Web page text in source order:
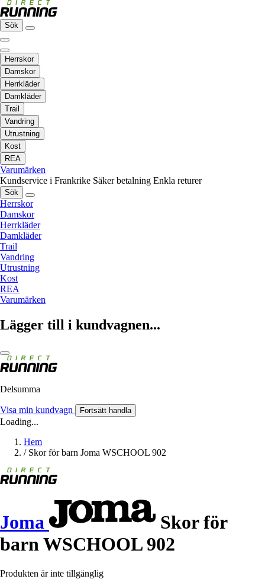
Sök
Herrskor
Damskor
Herrkläder
Damkläder
Trail
Vandring
Utrustning
Kost
REA
Varumärken
Kundservice i Frankrike Säker betalning Enkla returer
Sök
Herrskor
Damskor
Herrkläder
Damkläder
Trail
Vandring
Utrustning
Kost
REA
Varumärken
Lägger till i kundvagnen...
Delsumma
Visa min kundvagn Fortsätt handla
Loading...
Hem
/ Skor för barn Joma WSCHOOL 902
Joma
Skor för
barn WSCHOOL 902
Produkten är inte tillgänglig